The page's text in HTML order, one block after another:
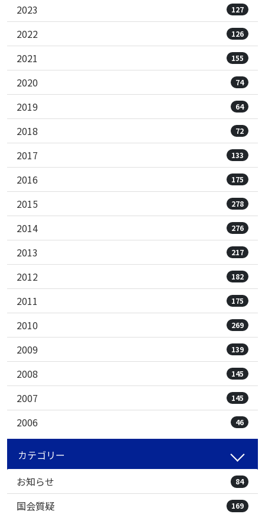
2023 127
2022 126
2021 155
2020 74
2019 64
2018 72
2017 133
2016 175
2015 278
2014 276
2013 217
2012 182
2011 175
2010 269
2009 139
2008 145
2007 145
2006 46
カテゴリー
お知らせ
84
国会質疑 169